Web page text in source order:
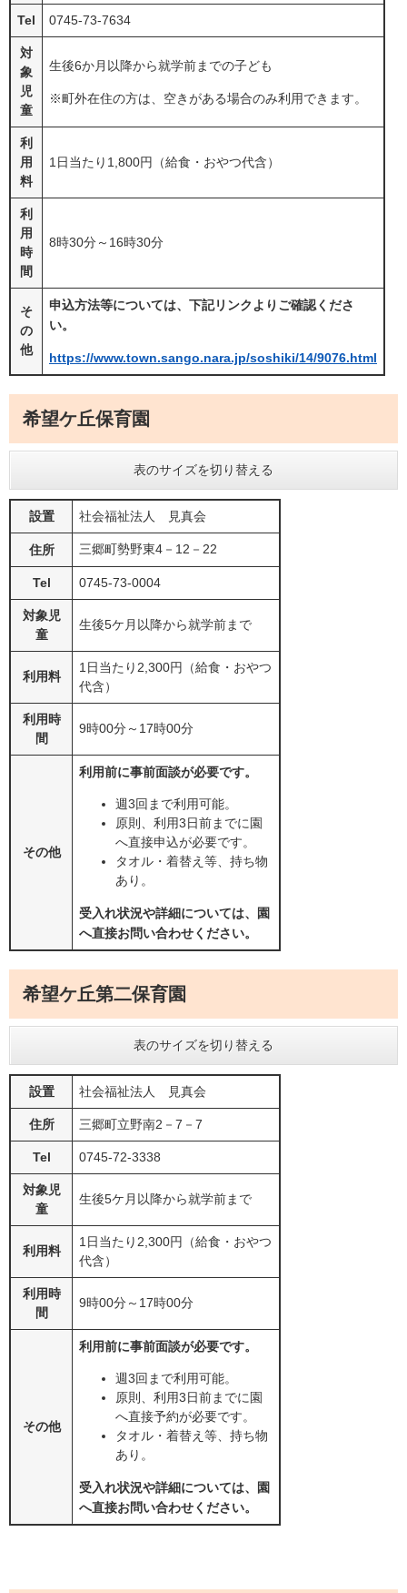
Tel 0745-73-7634
対
象
児
童
生後6か月以降から就学前までの子ども
※町外在住の方は、空きがある場合のみ利用できます。
利
用
料
1日当たり1,800円（給食・おやつ代含）
利
用
時
間
8時30分～16時30分
そ
の
他
申込方法等については、下記リンクよりご確認くださ
い。
https://www.town.sango.nara.jp/soshiki/14/9076.html
希望ケ丘保育園
表のサイズを切り替える
設置 社会福祉法人 見真会
住所 三郷町勢野東4－12－22
Tel 0745-73-0004
対象児
童
生後5ケ月以降から就学前まで
利用料
1日当たり2,300円（給食・おやつ
代含）
利用時
間
9時00分～17時00分
その他
利用前に事前面談が必要です。
週3回まで利用可能。
原則、利用3日前までに園
へ直接申込が必要です。
タオル・着替え等、持ち物
あり。
受入れ状況や詳細については、園
へ直接お問い合わせください。
希望ケ丘第二保育園
表のサイズを切り替える
設置 社会福祉法人 見真会
住所 三郷町立野南2－7－7
Tel 0745-72-3338
対象児
童
生後5ケ月以降から就学前まで
利用料
1日当たり2,300円（給食・おやつ
代含）
利用時
間
9時00分～17時00分
その他
利用前に事前面談が必要です。
週3回まで利用可能。
原則、利用3日前までに園
へ直接予約が必要です。
タオル・着替え等、持ち物
あり。
受入れ状況や詳細については、園
へ直接お問い合わせください。